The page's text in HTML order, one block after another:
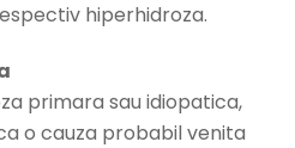
hiperhidroza.
primara sau idiopatica,
o cauza probabil venita